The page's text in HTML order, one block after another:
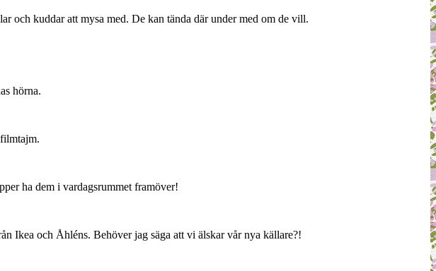
och kuddar att mysa med. De kan tända där under med om de vill.
hörna.
ha dem i vardagsrummet framöver!
Ikea och Åhléns. Behöver jag säga att vi älskar vår nya källare?!